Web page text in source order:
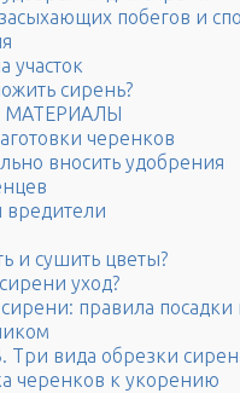
побегов и
участок
сирень?
черенков
вносить удобрения
вредители
и сушить цветы?
уход?
правила посадки
Три вида обрезки
черенков к укорению